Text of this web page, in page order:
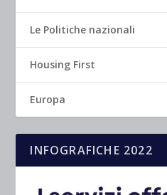
Le Politiche nazionali
Housing First
Europa
INFOGRAFICHE 2022